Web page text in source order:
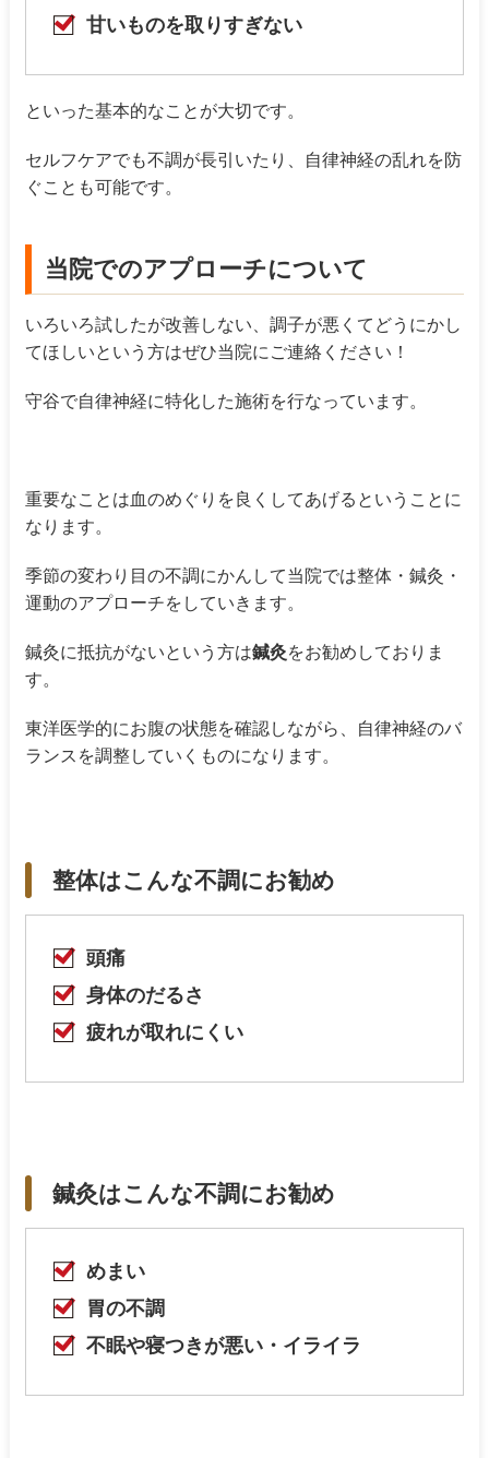
甘いものを取りすぎない
といった基本的なことが大切です。
セルフケアでも不調が長引いたり、自律神経の乱れを防
ぐことも可能です。
当院でのアプローチについて
いろいろ試したが改善しない、調子が悪くてどうにかし
てほしいという方はぜひ当院にご連絡ください！
守谷で自律神経に特化した施術を行なっています。
重要なことは血のめぐりを良くしてあげるということに
なります。
季節の変わり目の不調にかんして当院では整体・鍼灸・
運動のアプローチをしていきます。
鍼灸に抵抗がないという方は鍼灸をお勧めしておりま
す。
東洋医学的にお腹の状態を確認しながら、自律神経のバ
ランスを調整していくものになります。
整体はこんな不調にお勧め
頭痛
身体のだるさ
疲れが取れにくい
鍼灸はこんな不調にお勧め
めまい
胃の不調
不眠や寝つきが悪い・イライラ